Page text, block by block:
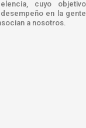
cuyo objetivo
en la gente
a nosotros.